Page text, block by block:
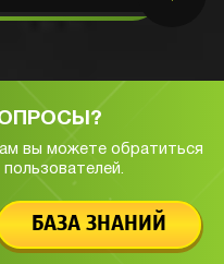
вы можете обратиться
БАЗА ЗНАНИЙ